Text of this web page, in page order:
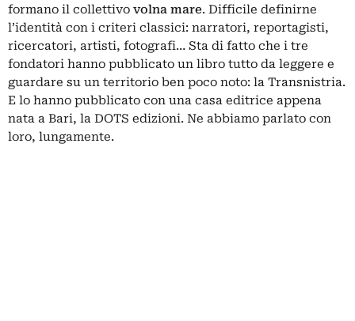
formano il collettivo volna mare. Difficile definirne
l’identità con i criteri classici: narratori, reportagisti,
ricercatori, artisti, fotografi… Sta di fatto che i tre
fondatori hanno pubblicato un libro tutto da leggere e
guardare su un territorio ben poco noto: la Transnistria.
E lo hanno pubblicato con una casa editrice appena
nata a Bari, la DOTS edizioni. Ne abbiamo parlato con
loro, lungamente.